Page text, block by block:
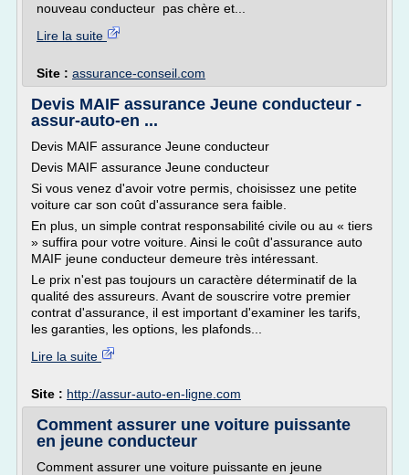
nouveau conducteur pas chère et...
Lire la suite
Site : assurance-conseil.com
Devis MAIF assurance Jeune conducteur -
assur-auto-en ...
Devis MAIF assurance Jeune conducteur
Devis MAIF assurance Jeune conducteur
Si vous venez d'avoir votre permis, choisissez une petite
voiture car son coût d'assurance sera faible.
En plus, un simple contrat responsabilité civile ou au « tiers
» suffira pour votre voiture. Ainsi le coût d'assurance auto
MAIF jeune conducteur demeure très intéressant.
Le prix n'est pas toujours un caractère déterminatif de la
qualité des assureurs. Avant de souscrire votre premier
contrat d'assurance, il est important d'examiner les tarifs,
les garanties, les options, les plafonds...
Lire la suite
Site : http://assur-auto-en-ligne.com
Comment assurer une voiture puissante
en jeune conducteur
Comment assurer une voiture puissante en jeune